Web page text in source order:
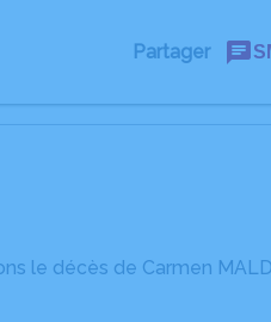
Partager
le décès de Carmen